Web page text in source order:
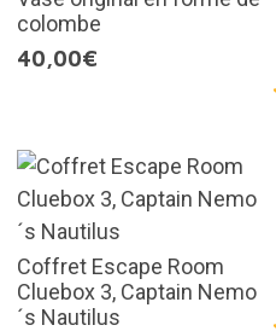
colombe
40,00€
Coffret Escape Room
Cluebox 3, Captain Nemo
´s Nautilus